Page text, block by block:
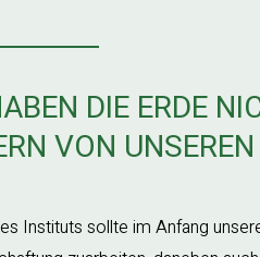
DIE ERDE
VON
Instituts sollte im Anfang